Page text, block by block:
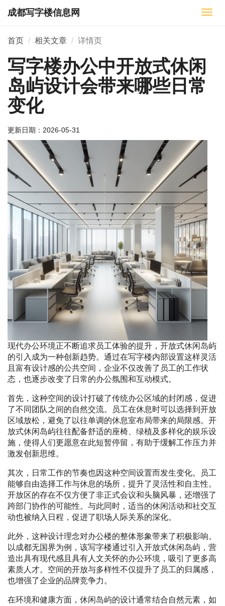
切
成都写字楼信息网
首页 相关文章 详情页
写字楼办公中开放式休闲
岛屿设计会带来哪些日常
变化
更新日期： 2026-05-31
现代办公环境正不断追求员工体验的提升，开放式休闲岛屿
的引入成为一种创新趋势。通过在写字楼内部设置这样灵活
且富有设计感的公共空间，企业不仅改善了员工的工作状
态，也逐步改变了日常的办公氛围和互动模式。
首先，这种空间的设计打破了传统办公区域的封闭感，促进
了不同团队之间的自然交流。员工在休息时可以选择到开放
区域放松，避免了以往单调的休息室布局带来的局限感。开
放式休闲岛屿往往配备舒适的座椅、绿植及多样化的娱乐设
施，使得人们更愿意在此短暂停留，有助于缓解工作压力并
激发创新思维。
其次，日常工作的节奏也因这种空间设置而发生变化。员工
能够自由选择工作与休息的场所，提升了灵活性和自主性。
开放区的存在不仅方便了非正式会议和头脑风暴，还增强了
跨部门协作的可能性。与此同时，适当的休闲活动和社交互
动也被纳入日程，促进了职场人际关系的深化。
此外，这种设计理念对办公楼的整体形象带来了积极影响。
以成都无国界为例，该写字楼通过引入开放式休闲岛屿，营
造出具有现代感且具有人文关怀的办公环境，吸引了更多高
素质人才。空间的开放与多样性不仅提升了员工的归属感，
也增强了企业的品牌竞争力。
在环境和健康方面，休闲岛屿的设计通常结合自然元素，如